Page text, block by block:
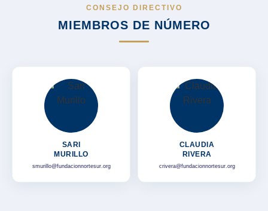
CONSEJO DIRECTIVO
MIEMBROS DE NÚMERO
SARI
MURILLO
smurillo@fundacionnortesur.org
CLAUDIA
RIVERA
crivera@fundacionnortesur.org